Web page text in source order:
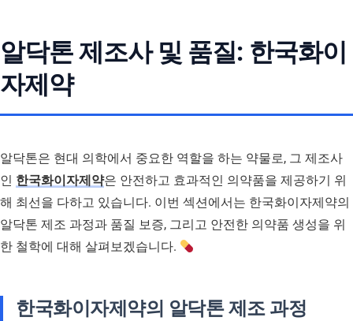
알닥톤 제조사 및 품질: 한국화이
자제약
알닥톤은 현대 의학에서 중요한 역할을 하는 약물로, 그 제조사
인 한국화이자제약은 안전하고 효과적인 의약품을 제공하기 위
해 최선을 다하고 있습니다. 이번 섹션에서는 한국화이자제약의
알닥톤 제조 과정과 품질 보증, 그리고 안전한 의약품 생성을 위
한 철학에 대해 살펴보겠습니다.
한국화이자제약의 알닥톤 제조 과정